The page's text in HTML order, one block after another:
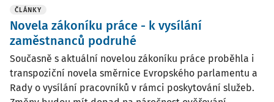
ČLÁNKY
Novela zákoníku práce - k vysílání
zaměstnanců podruhé
Současně s aktuální novelou zákoníku práce proběhla i
transpoziční novela směrnice Evropského parlamentu a
Rady o vysílání pracovníků v rámci poskytování služeb.